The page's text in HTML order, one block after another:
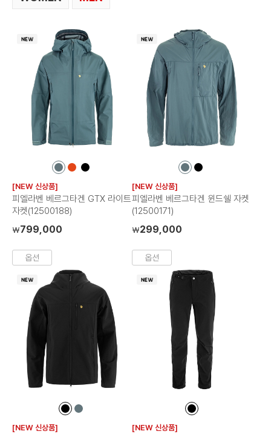
컬
컬
컬
[NEW 신상품]
피엘라벤 베르그타겐 GTX 라이트
자켓(12500188)
₩799,000
옵션
컬
컬
[NEW 신상품]
피엘라벤 베르그타겐 윈드쉘 자켓
(12500171)
₩299,000
옵션
컬
컬
[NEW 신상품]
컬
[NEW 신상품]